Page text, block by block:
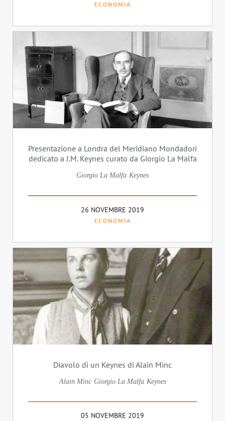
ECONOMIA
Presentazione a Londra del Meridiano Mondadori
dedicato a J.M. Keynes curato da Giorgio La Malfa
Giorgio La Malfa Keynes
26 NOVEMBRE 2019
ECONOMIA
Diavolo di un Keynes di Alain Minc
Alain Minc Giorgio La Malfa Keynes
05 NOVEMBRE 2019